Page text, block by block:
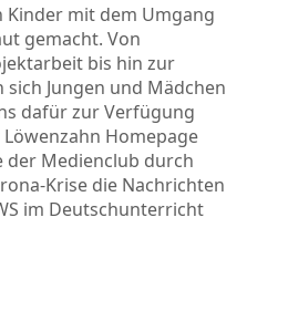
mit dem Umgang
gemacht. Von
bis hin zur
Jungen und Mädchen
dafür zur Verfügung
Homepage
Medienclub durch
Krise die Nachrichten
im Deutschunterricht